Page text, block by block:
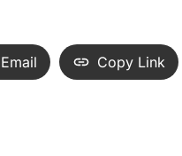
Email Copy Link